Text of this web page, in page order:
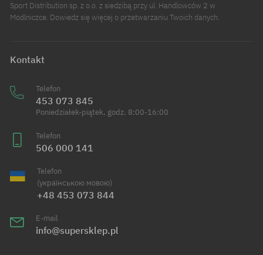
Sport Distribution sp. z o.o. z siedzibą przy ul. Handlowców 2 w
Modlniczce. Dowiedz się więcej o przetwarzaniu Twoich danych.
Kontakt
Telefon
453 073 845
Poniedziałek-piątek, godz. 8:00-16:00
Telefon
506 000 141
Telefon
(українською мовою)
+48 453 073 844
E-mail
info@supersklep.pl